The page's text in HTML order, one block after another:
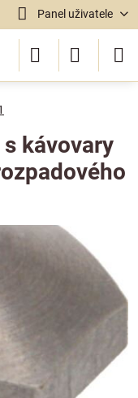
Panel uživatele
kávovary